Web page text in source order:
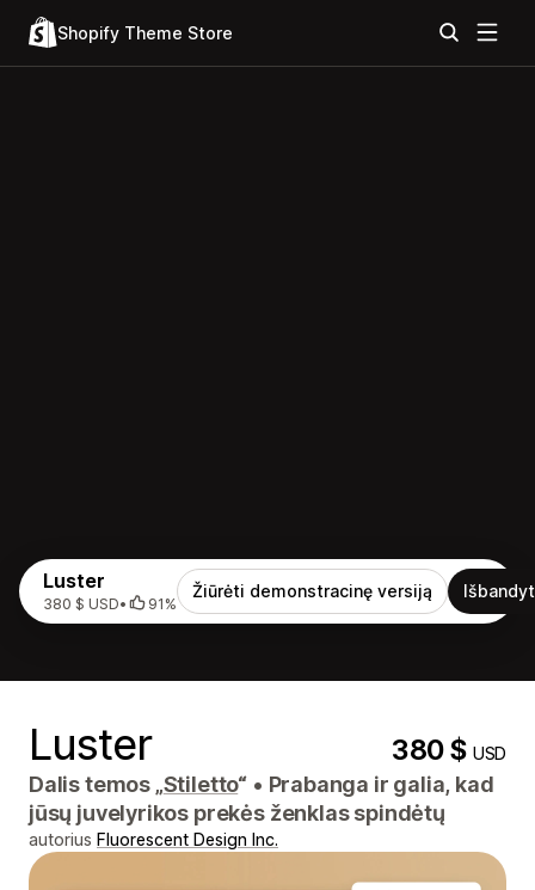
Shopify Theme Store
Luster
380 $ USD• 91%
Žiūrėti demonstracinę versiją
Luster 380 $USD
Dalis temos „Stiletto“ • Prabanga ir galia, kad
jūsų juvelyrikos prekės ženklas spindėtų
autorius Fluorescent Design Inc.